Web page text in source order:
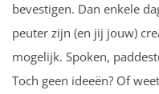
bevestigen. Dan enkele
peuter zijn (en jij jouw)
mogelijk. Spoken,
Toch geen ideeën? Of